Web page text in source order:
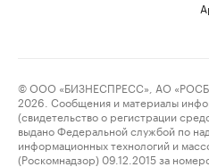
© ООО «БИЗНЕСПРЕСС», АО
2026. Сообщения и материалы
(свидетельство о регистрации
выдано Федеральной службой по
информационных технологий и
(Роскомнадзор) 09.12.2015 за